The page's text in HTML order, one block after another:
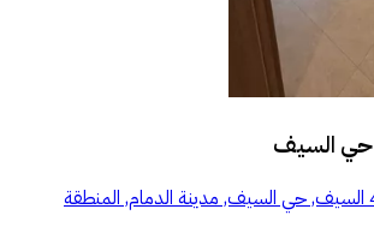
حي السيف
شقة للإيجار في شارع 4 السيف, حي السيف, مدينة الدمام, المنطقة